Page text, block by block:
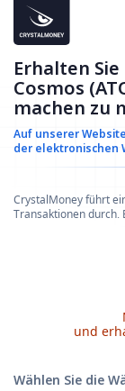
Erhalten
Cosmos
machen zu
Auf unserer
der elektronischen
CrystalMoney führt
Transaktionen durch.
und
Wählen Sie die